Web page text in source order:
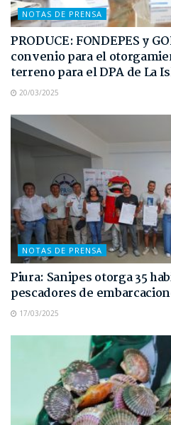
NOTAS DE PRENSA
PRODUCE: FONDEPES y
convenio para el
terreno para el DPA de La
20/03/2025
NOTAS DE PRENSA
Piura: Sanipes otorga 35
pescadores de
17/03/2025